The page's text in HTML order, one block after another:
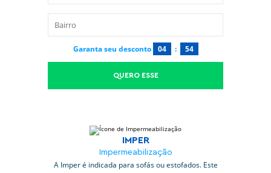
Garanta seu desconto 04 : 53
QUERO ESSE
IMPER
Impermeabilização
A Imper é indicada para sofás ou estofados. Este